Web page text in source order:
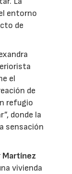
entorno
de
el
de
refugio
donde la
sensación
Martínez
vivienda